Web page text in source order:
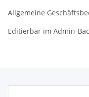
Allgemeine
Editierbar im Admin-